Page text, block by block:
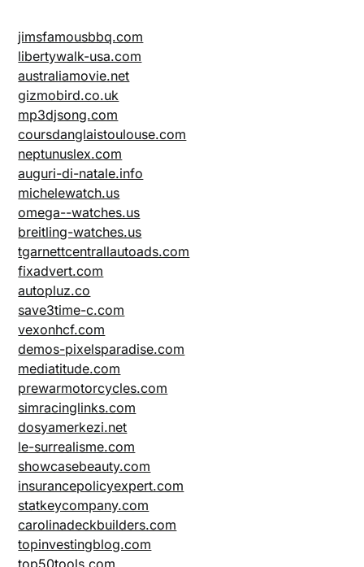
jimsfamousbbq.com
libertywalk-usa.com
australiamovie.net
gizmobird.co.uk
mp3djsong.com
coursdanglaistoulouse.com
neptunuslex.com
auguri-di-natale.info
michelewatch.us
omega--watches.us
breitling-watches.us
tgarnettcentrallautoads.com
fixadvert.com
autopluz.co
save3time-c.com
vexonhcf.com
demos-pixelsparadise.com
mediatitude.com
prewarmotorcycles.com
simracinglinks.com
dosyamerkezi.net
le-surrealisme.com
showcasebeauty.com
insurancepolicyexpert.com
statkeycompany.com
carolinadeckbuilders.com
topinvestingblog.com
top50tools.com